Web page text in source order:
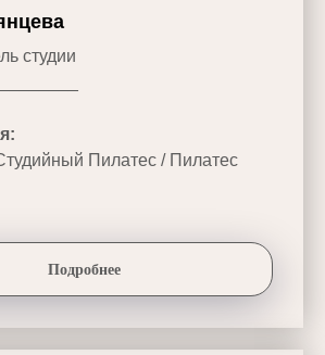
студии
Пилатес / Пилатес
Подробнее